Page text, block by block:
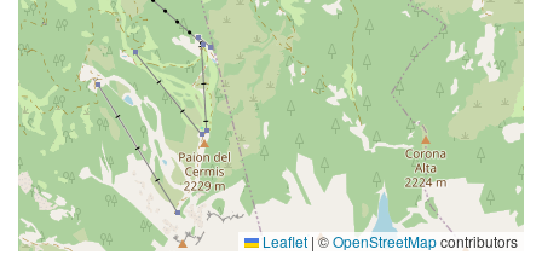
Leaflet |©OpenStreetMapcontributors